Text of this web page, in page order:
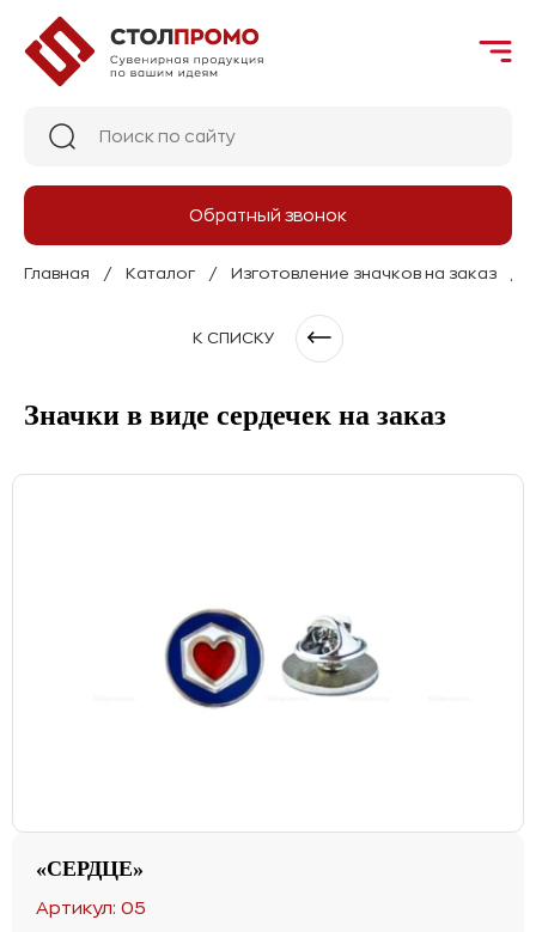
Обратный звонок
Главная Каталог Изготовление значков на заказ
К СПИСКУ
Значки в виде сердечек на заказ
«СЕРДЦЕ»
Артикул: 05